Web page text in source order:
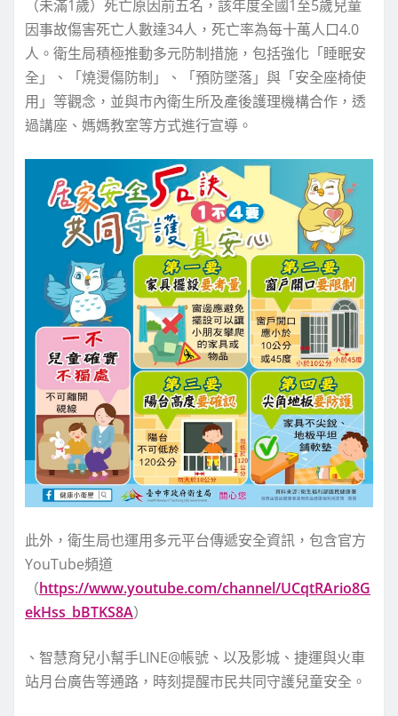
（未滿1歲）死亡原因前五名，該年度全國1至5歲兒童
因事故傷害死亡人數達34人，死亡率為每十萬人口4.0
人。衛生局積極推動多元防制措施，包括強化「睡眠安
全」、「燒燙傷防制」、「預防墜落」與「安全座椅使
用」等觀念，並與市內衛生所及產後護理機構合作，透
過講座、媽媽教室等方式進行宣導。
此外，衛生局也運用多元平台傳遞安全資訊，包含官方
YouTube頻道
（https://www.youtube.com/channel/UCqtRArio8G
ekHss_bBTKS8A）
、智慧育兒小幫手LINE@帳號、以及影城、捷運與火車
站月台廣告等通路，時刻提醒市民共同守護兒童安全。